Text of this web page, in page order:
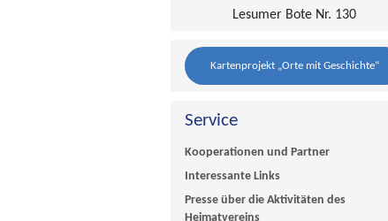
Lesumer Bote Nr. 130
Kartenprojekt „Orte mit Geschichte“
Service
Kooperationen und Partner
Interessante Links
Presse über die Aktivitäten des
Heimatvereins